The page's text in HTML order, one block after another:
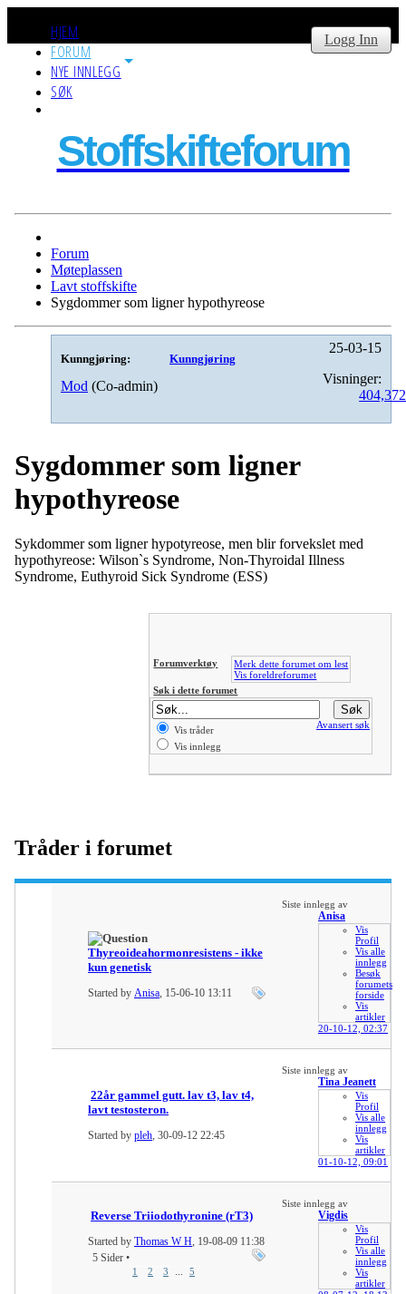
HJEM
FORUM
NYE INNLEGG
SØK
Logg Inn
Stoffskifteforum
Forum
Møteplassen
Lavt stoffskifte
Sygdommer som ligner hypothyreose
Kunngjøring: Kunngjøring
Mod (Co-admin)
25-03-15
Visninger:
404,372
Sygdommer som ligner
hypothyreose
Sykdommer som ligner hypotyreose, men blir forvekslet med
hypothyreose: Wilson`s Syndrome, Non-Thyroidal Illness
Syndrome, Euthyroid Sick Syndrome (ESS)
Forumverktøy
Merk dette forumet om lest
Vis foreldreforumet
Søk i dette forumet
Vis tråder
Vis innlegg
Avansert søk
Tråder i forumet
Thyreoideahormonresistens - ikke
kun genetisk
Started by Anisa, 15-06-10 13:11
Siste innlegg av
Anisa
Vis
Profil
Vis alle
innlegg
Besøk
forumets
forside
Vis
artikler
20-10-12, 02:37
22år gammel gutt. lav t3, lav t4,
lavt testosteron.
Started by pleh, 30-09-12 22:45
Siste innlegg av
Tina Jeanett
Vis
Profil
Vis alle
innlegg
Vis
artikler
01-10-12, 09:01
Reverse Triiodothyronine (rT3)
Started by Thomas W H, 19-08-09 11:38
5 Sider •
1 2 3 ... 5
Siste innlegg av
Vigdis
Vis
Profil
Vis alle
innlegg
Vis
artikler